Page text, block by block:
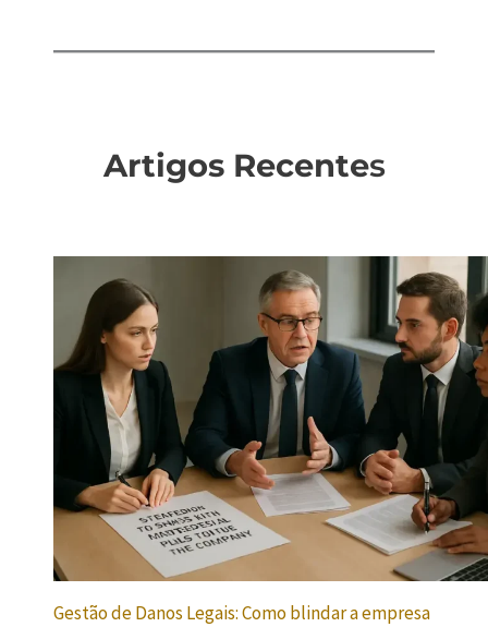
Artigos Recentes
Gestão de Danos Legais: Como blindar a empresa